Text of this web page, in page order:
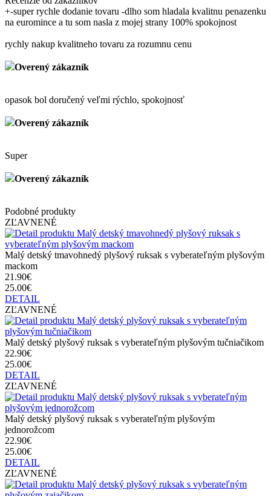
+-super rychle dodanie tovaru -dlho som hladala kvalitnu penazenku
na euromince a tu som nasla z mojej strany 100% spokojnost
rychly nakup kvalitneho tovaru za rozumnu cenu
Overený zákazník
opasok bol doručený veľmi rýchlo, spokojnosť
Overený zákazník
Super
Overený zákazník
Podobné produkty
ZĽAVNENÉ
Malý detský tmavohnedý plyšový ruksak s vyberateľným plyšovým
mackom
21.90€
25.00€
DETAIL
ZĽAVNENÉ
Malý detský plyšový ruksak s vyberateľným plyšovým tučniačikom
22.90€
25.00€
DETAIL
ZĽAVNENÉ
Malý detský plyšový ruksak s vyberateľným plyšovým
jednorožcom
22.90€
25.00€
DETAIL
ZĽAVNENÉ